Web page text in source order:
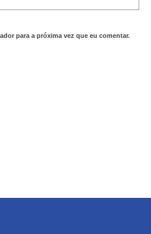
para a próxima vez que eu comentar.